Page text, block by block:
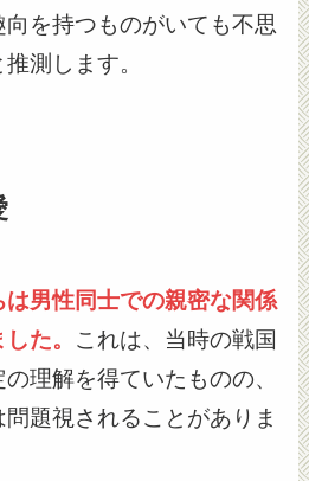
を持つものがいても不思
測します。
男性同士での親密な関係
た。 これは、当時の戦国
理解を得ていたものの、
題視されることがありま